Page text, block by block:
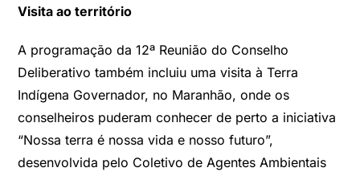
Visita ao território
A programação da 12ª Reunião do Conselho
Deliberativo também incluiu uma visita à Terra
Indígena Governador, no Maranhão, onde os
conselheiros puderam conhecer de perto a iniciativa
“Nossa terra é nossa vida e nosso futuro”,
desenvolvida pelo Coletivo de Agentes Ambientais